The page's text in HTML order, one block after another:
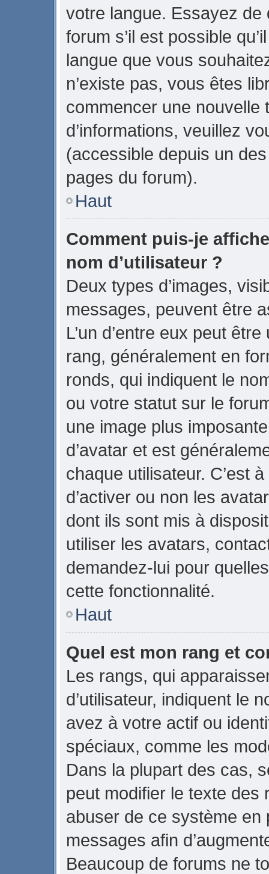
votre langue. Essayez
forum s’il est possible
langue que vous
n’existe pas, vous êtes
commencer une nouvelle
d’informations, veuillez
(accessible depuis un
pages du forum).
Haut
Comment puis-je
nom d’utilisateur ?
Deux types d’images,
messages, peuvent être
L’un d’entre eux peut
rang, généralement en
ronds, qui indiquent le
ou votre statut sur le
une image plus
d’avatar et est
chaque utilisateur. C’est
d’activer ou non les
dont ils sont mis à
utiliser les avatars,
demandez-lui pour
cette fonctionnalité.
Haut
Quel est mon rang et
Les rangs, qui
d’utilisateur, indiquent le
avez à votre actif ou
spéciaux, comme les
Dans la plupart des cas,
peut modifier le texte des
abuser de ce système en
messages afin
Beaucoup de forums ne